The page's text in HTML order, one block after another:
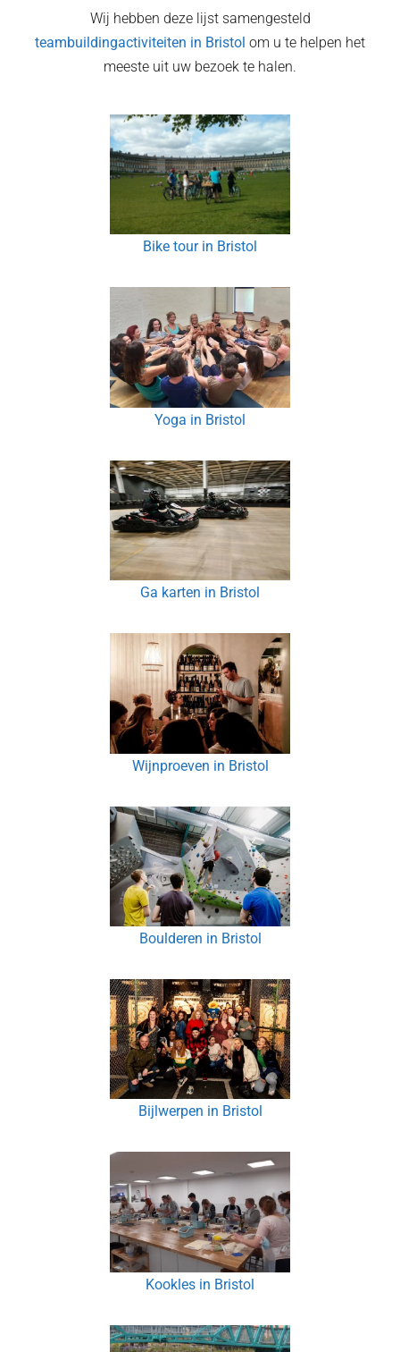
Wij hebben deze lijst samengesteld
teambuildingactiviteiten in Bristol om u te helpen het
meeste uit uw bezoek te halen.
Bike tour in Bristol
Yoga in Bristol
Ga karten in Bristol
Wijnproeven in Bristol
Boulderen in Bristol
Bijlwerpen in Bristol
Kookles in Bristol